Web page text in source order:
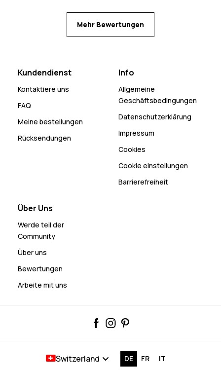
Mehr Bewertungen
Kundendienst
Kontaktiere uns
FAQ
Meine bestellungen
Rücksendungen
Info
Allgemeine
Geschäftsbedingungen
Datenschutzerklärung
Impressum
Cookies
Cookie einstellungen
Barrierefreiheit
Über Uns
Werde teil der
Community
Über uns
Bewertungen
Arbeite mit uns
DE FR IT
Switzerland